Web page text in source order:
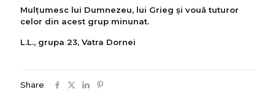
Mulțumesc lui Dumnezeu, lui Grieg şi vouă tuturor
celor din acest grup minunat.
L.L., grupa 23, Vatra Dornei
Share